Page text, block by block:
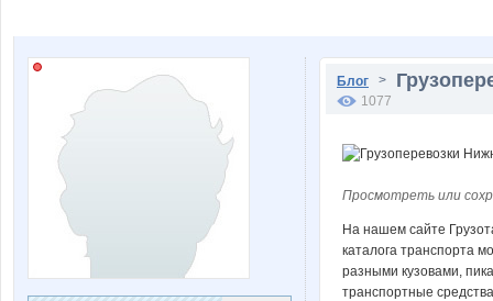
Блог >
1077
Просмотреть или
На нашем сайте
каталога транспорта
разными кузовами,
транспортные